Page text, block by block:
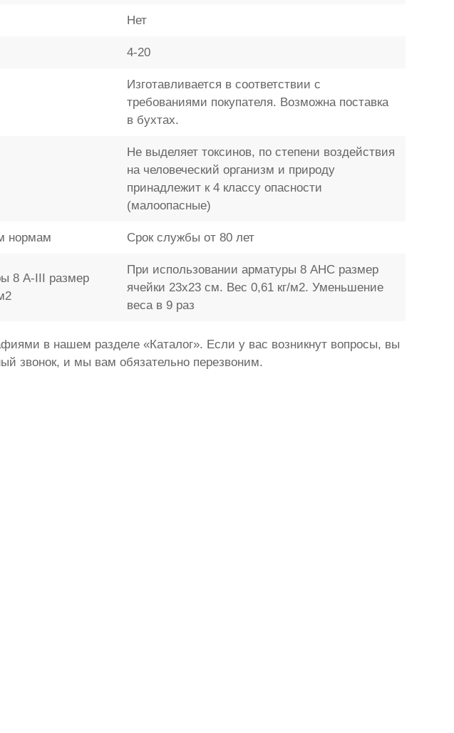
Нет
4-20
Изготавливается в соответствии с
требованиями покупателя. Возможна поставка
в бухтах.
Не выделяет токсинов, по степени воздействия
на человеческий организм и природу
принадлежит к 4 классу опасности
(малоопасные)
нормам Срок службы от 80 лет
8 A-III размер
При использовании арматуры 8 АНС размер
ячейки 23x23 см. Вес 0,61 кг/м2. Уменьшение
веса в 9 раз
в нашем разделе «Каталог». Если у вас возникнут вопросы, вы
звонок, и мы вам обязательно перезвоним.